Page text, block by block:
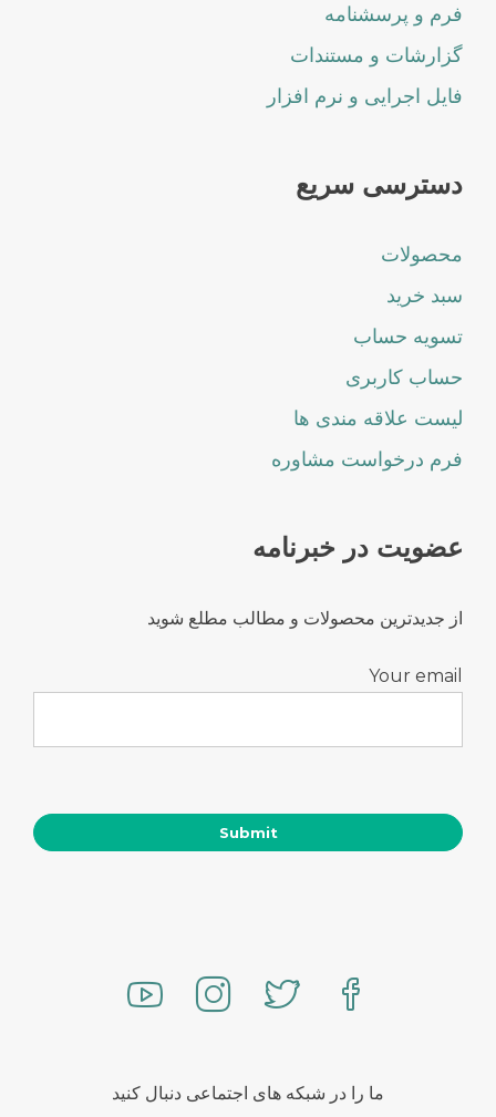
فرم و پرسشنامه
گزارشات و مستندات
فایل اجرایی و نرم افزار
دسترسی سریع
محصولات
سبد خرید
تسویه حساب
حساب کاربری
لیست علاقه مندی ها
فرم درخواست مشاوره
عضویت در خبرنامه
از جدیدترین محصولات و مطالب مطلع شوید
Your email
ما را در شبکه های اجتماعی دنبال کنید